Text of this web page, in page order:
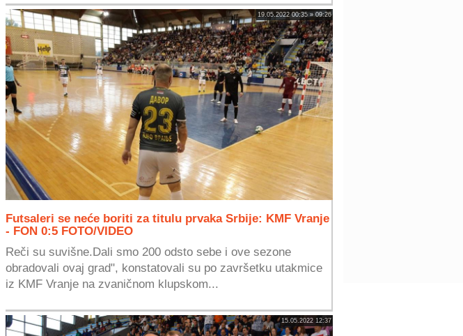
19.05.2022 00:35 » 09:26
Futsaleri se neće boriti za titulu prvaka Srbije: KMF Vranje
- FON 0:5 FOTO/VIDEO
Reči su suvišne.Dali smo 200 odsto sebe i ove sezone
obradovali ovaj grad", konstatovali su po završetku utakmice
iz KMF Vranje na zvaničnom klupskom...
15.05.2022 12:37